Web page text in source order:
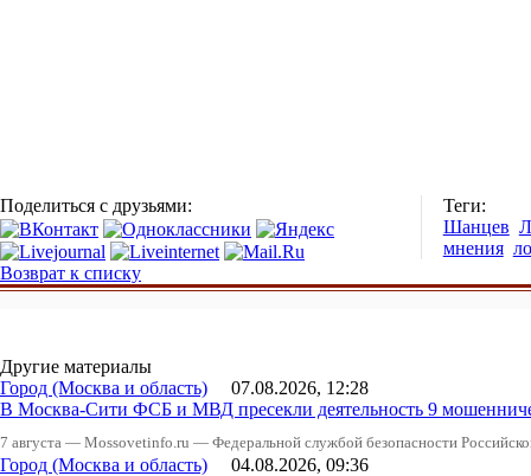
Поделиться с друзьями:
Теги:
Шанцев
мнения
Возврат к списку
Другие материалы
Город (Москва и область) 07.08.2026, 12:28
В Москва-Сити ФСБ и МВД пресекли деятельность 9
7 августа — Mossovetinfo.ru — Федеральной службой безопасности
Город (Москва и область) 04.08.2026, 09:36